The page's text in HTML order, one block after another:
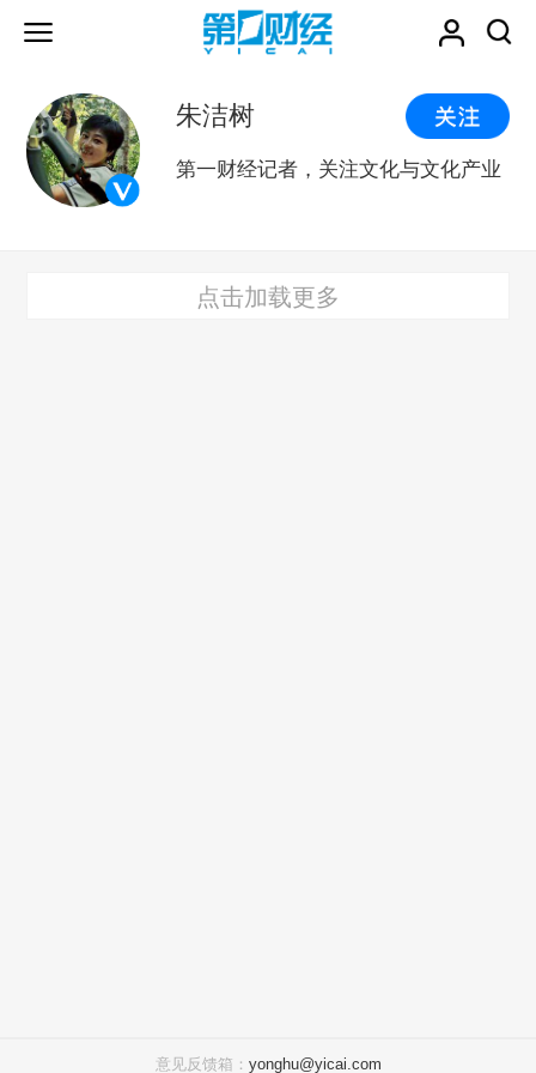
朱洁树
第一财经记者，关注文化与文化产业
点击加载更多
意见反馈箱： yonghu@yicai.com